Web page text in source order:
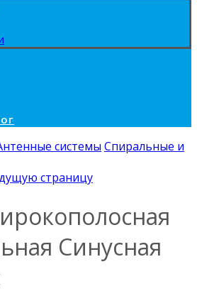
системы Спиральные и
страницу
Синусная